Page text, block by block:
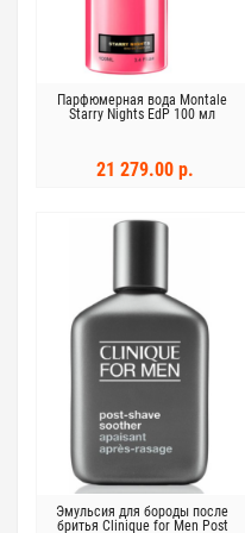
Парфюмерная вода Montale
Starry Nights EdP 100 мл
21 279.00 р.
Эмульсия для бороды после
бритья Clinique for Men Post